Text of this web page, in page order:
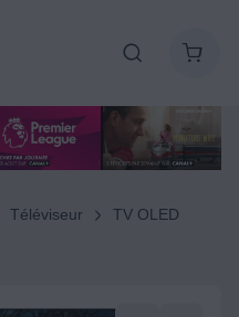
Téléviseur
TV OLED